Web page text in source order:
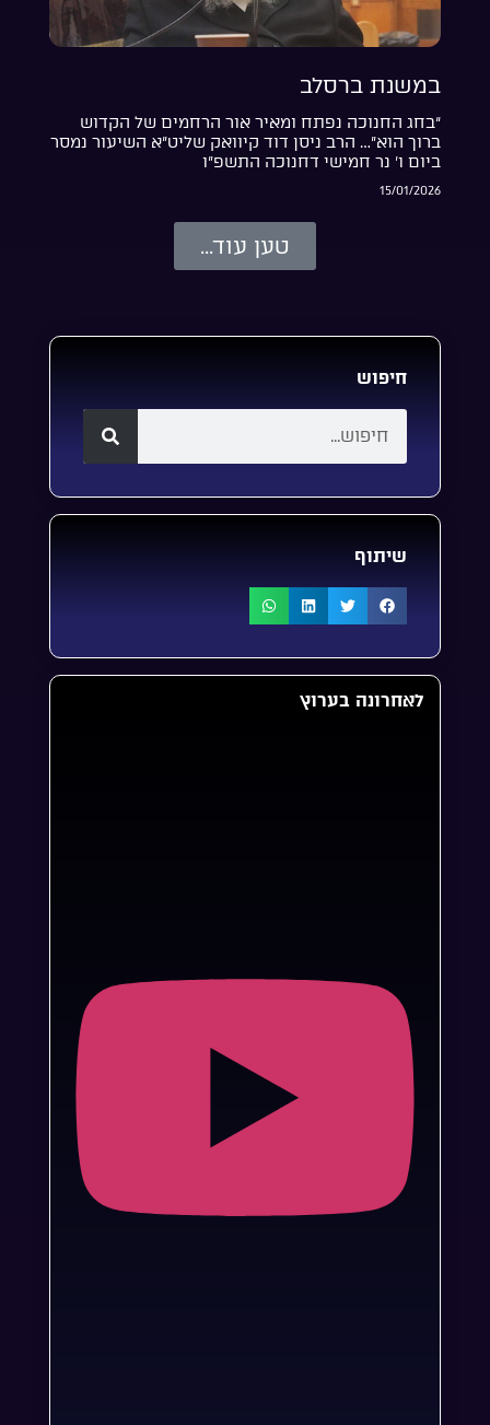
במשנת ברסלב
“בחג החנוכה נפתח ומאיר אור הרחמים של הקדוש
ברוך הוא”… הרב ניסן דוד קיוואק שליט”א השיעור נמסר
ביום ו’ נר חמישי דחנוכה התשפ”ו
15/01/2026
טען עוד...
חיפוש
שיתוף
לאחרונה בערוץ